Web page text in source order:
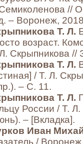
//
– Воронеж,
Т. Л.
возраст.
Скрыпникова //
Т. Л.
/ Т. Л.
– С. 11.
Т. Л.
России / Т.
– [Вкладка].
Иван
/